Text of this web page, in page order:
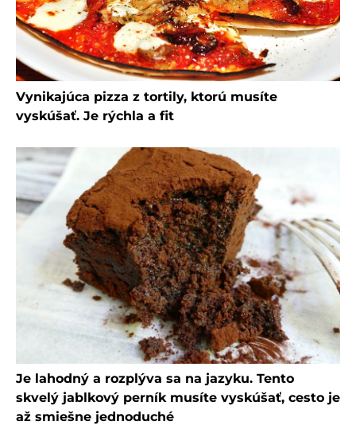
Vynikajúca pizza z tortily, ktorú musíte
vyskúšať. Je rýchla a fit
Je lahodný a rozplýva sa na jazyku. Tento
skvelý jablkový perník musíte vyskúšať, cesto je
až smiešne jednoduché